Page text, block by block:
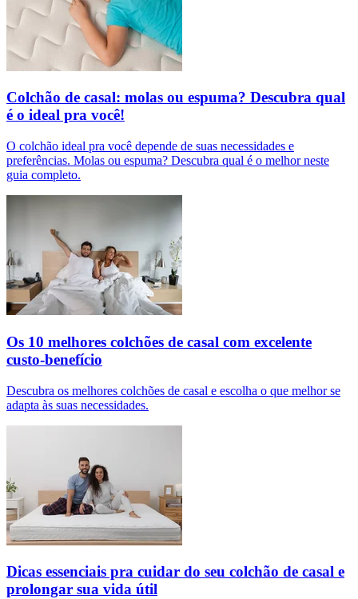
Colchão de casal: molas ou espuma? Descubra qual
é o ideal pra você!
O colchão ideal pra você depende de suas necessidades e
preferências. Molas ou espuma? Descubra qual é o melhor neste
guia completo.
Os 10 melhores colchões de casal com excelente
custo-benefício
Descubra os melhores colchões de casal e escolha o que melhor se
adapta às suas necessidades.
Dicas essenciais pra cuidar do seu colchão de casal e
prolongar sua vida útil